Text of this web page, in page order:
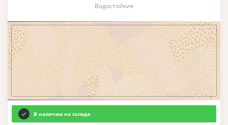
Водостойкие
В наличии на складе